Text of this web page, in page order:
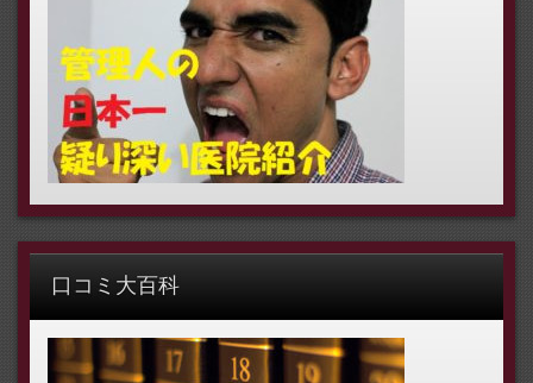
口コミ大百科